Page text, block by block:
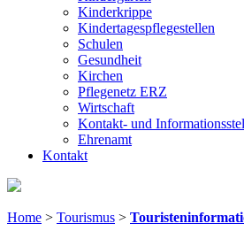
Kinderkrippe
Kindertagespflegestellen
Schulen
Gesundheit
Kirchen
Pflegenetz ERZ
Wirtschaft
Kontakt- und
Ehrenamt
Kontakt
Home > Tourismus >